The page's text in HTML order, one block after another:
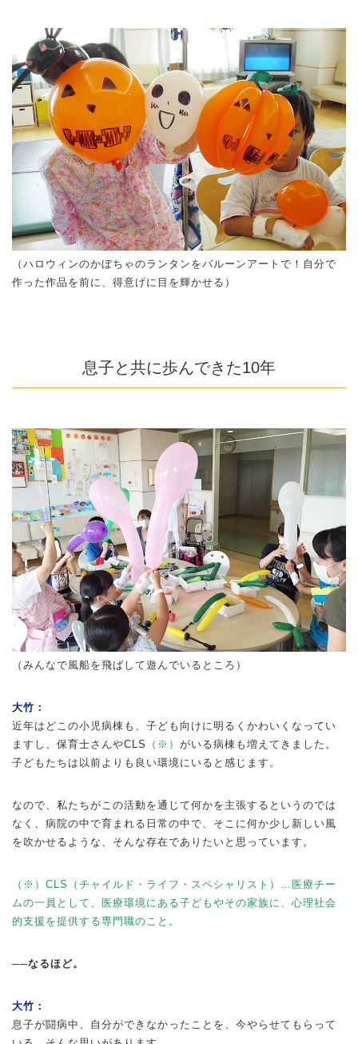
（ハロウィンのかぼちゃのランタンをバルーンアートで！自分で
作った作品を前に、得意げに目を輝かせる）
息子と共に歩んできた10年
（みんなで風船を飛ばして遊んでいるところ）
大竹：
近年はどこの小児病棟も、子ども向けに明るくかわいくなってい
ますし、保育士さんやCLS
（※） がいる病棟も増えてきました。
子どもたちは以前よりも良い環境にいると感じます。
なので、私たちがこの活動を通じて何かを主張するというのでは
なく、病院の中で育まれる日常の中で、そこに何か少し新しい風
を吹かせるような、そんな存在でありたいと思っています。
（※）CLS（チャイルド・ライフ・スペシャリスト）…医療チー
ムの一員として、医療環境にある子どもやその家族に、心理社会
的支援を提供する専門職のこと。
──なるほど。
大竹：
息子が闘病中、自分ができなかったことを、今やらせてもらって